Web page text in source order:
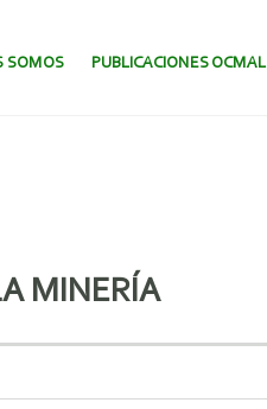
SOMOS PUBLICACIONES OCMAL
MINERÍA